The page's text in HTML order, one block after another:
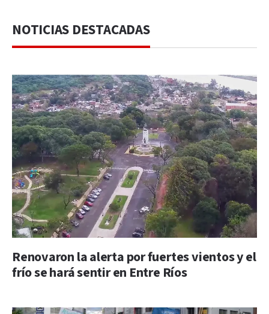
NOTICIAS DESTACADAS
Renovaron la alerta por fuertes vientos y el
frío se hará sentir en Entre Ríos